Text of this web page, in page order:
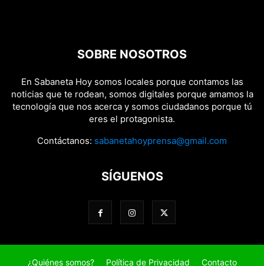
SOBRE NOSOTROS
En Sabaneta Hoy somos locales porque contamos las
noticias que te rodean, somos digitales porque amamos la
tecnología que nos acerca y somos ciudadanos porque tú
eres el protagonista.
Contáctanos: sabanetahoyprensa@gmail.com
SÍGUENOS
¿Quiénes somos? Política de Privacidad Contacto